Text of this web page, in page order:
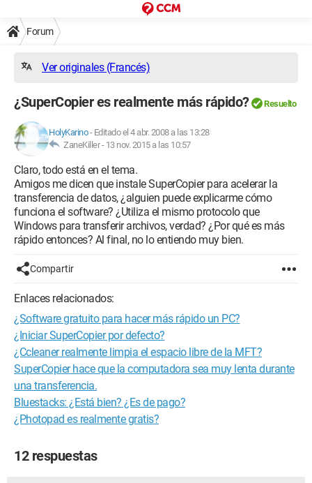
Forum
Ver originales (Francés)
¿SuperCopier es realmente más rápido? Resuelto
HolyKarino- Editado el 4 abr. 2008 a las 13:28
ZaneKiller - 13 nov. 2015 a las 10:57
Claro, todo está en el tema.
Amigos me dicen que instale SuperCopier para acelerar la
transferencia de datos, ¿alguien puede explicarme cómo
funciona el software? ¿Utiliza el mismo protocolo que
Windows para transferir archivos, verdad? ¿Por qué es más
rápido entonces? Al final, no lo entiendo muy bien.
Compartir
Enlaces relacionados:
¿Software gratuito para hacer más rápido un PC?
¿Iniciar SuperCopier por defecto?
¿Ccleaner realmente limpia el espacio libre de la MFT?
SuperCopier hace que la computadora sea muy lenta durante
una transferencia.
Bluestacks: ¿Está bien? ¿Es de pago?
¿Photopad es realmente gratis?
12 respuestas